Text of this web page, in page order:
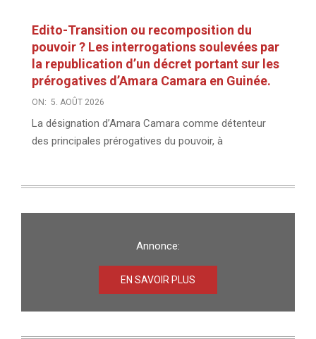
Edito-Transition ou recomposition du
pouvoir ? Les interrogations soulevées par
la republication d’un décret portant sur les
prérogatives d’Amara Camara en Guinée.
ON: 5. AOÛT 2026
La désignation d’Amara Camara comme détenteur
des principales prérogatives du pouvoir, à
Annonce:
EN SAVOIR PLUS